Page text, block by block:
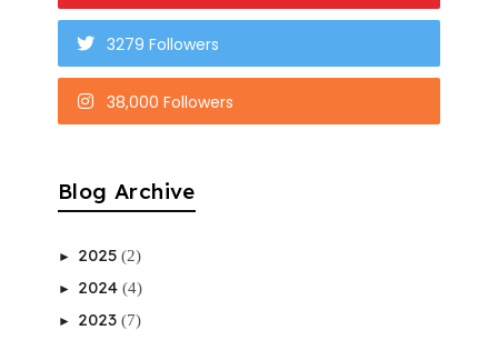
3279 Followers
38,000 Followers
Blog Archive
► 2025 (2)
► 2024 (4)
► 2023 (7)